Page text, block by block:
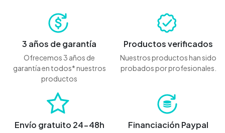
3 años de garantía
Ofrecemos 3 años de
garantía en todos* nuestros
productos
Productos verificados
Nuestros productos han sido
probados por profesionales.
Envío gratuito 24-48h Financiación Paypal